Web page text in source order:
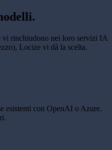
vi rinchiudono nei loro servizi IA
Locize vi dà la scelta.
esistenti con OpenAI o Azure.